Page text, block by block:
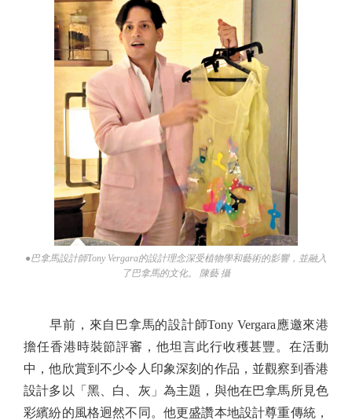
●巴拿馬設計師Tony Vergara的設計理念深受植物學和藝術的影響，並融入
了巴拿馬的文化。 陳藝 攝
早前，來自巴拿馬的設計師Tony Vergara應邀來港
擔任香港時裝節評審，他坦言此行收穫甚豐。在活動
中，他欣賞到不少令人印象深刻的作品，並觀察到香港
設計多以「黑、白、灰」為主題，與他在巴拿馬所見色
彩繽紛的風格迥然不同。他更盛讚本地設計尊重傳統，